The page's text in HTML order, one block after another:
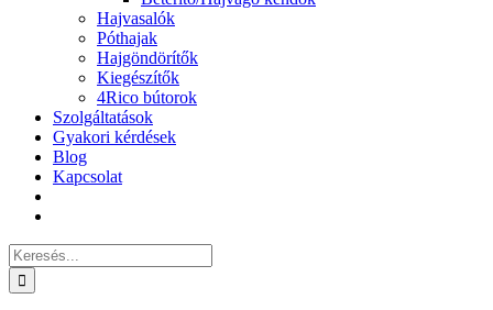
Hajvasalók
Póthajak
Hajgöndörítők
Kiegészítők
4Rico bútorok
Szolgáltatások
Gyakori kérdések
Blog
Kapcsolat
Keresés...